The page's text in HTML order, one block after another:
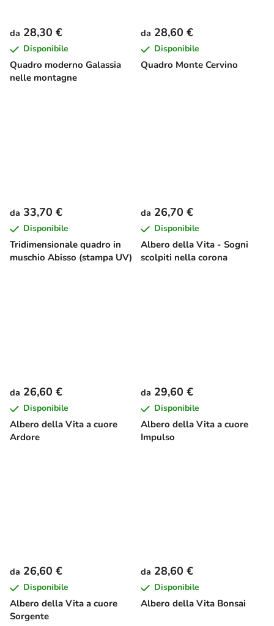
Quadro moderno Galassia
nelle montagne
da 28,30 €
Disponibile
Quadro Monte Cervino
da 28,60 €
Disponibile
Tridimensionale quadro in
muschio Abisso (stampa UV)
da 33,70 €
Disponibile
Albero della Vita - Sogni
scolpiti nella corona
da 26,70 €
Disponibile
Albero della Vita a cuore
Ardore
da 26,60 €
Disponibile
Albero della Vita a cuore
Impulso
da 29,60 €
Disponibile
Albero della Vita a cuore
Sorgente
da 26,60 €
Disponibile
Albero della Vita Bonsai
da 28,60 €
Disponibile